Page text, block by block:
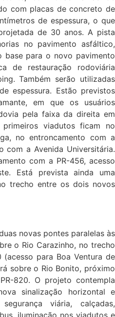
com placas de concreto de
de espessura, o que
de 30 anos. A pista
no pavimento asfáltico,
base para o novo pavimento
de restauração rodoviária
Também serão utilizadas
espessura. Estão previstos
em que os usuários
pela faixa da direita em
viadutos ficam no
no entroncamento com a
com a Avenida Universitária.
com a PR-456, acesso
Está prevista ainda uma
trecho entre os dois novos
novas pontes paralelas às
o Rio Carazinho, no trecho
para Boa Ventura de
sobre o Rio Bonito, próximo
820. O projeto contempla
sinalização horizontal e
viária, calçadas,
iluminação nos viadutos e